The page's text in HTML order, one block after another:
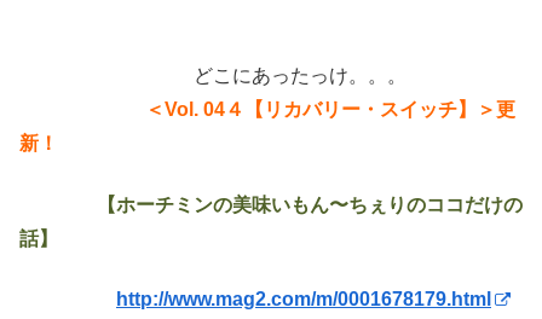
どこにあったっけ。。。
＜Vol. 04４【リカバリー・スイッチ】＞更
新！
【ホーチミンの美味いもん〜ちぇりのココだけの
話】
http://www.mag2.com/m/0001678179.html